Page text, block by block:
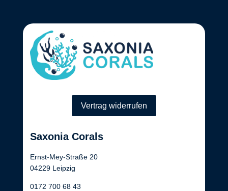
Vertrag widerrufen
Saxonia Corals
Ernst-Mey-Straße 20
04229 Leipzig
0172 700 68 43